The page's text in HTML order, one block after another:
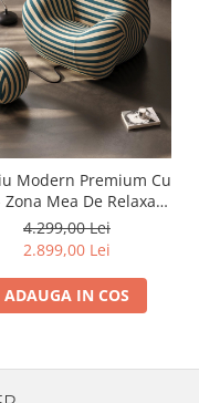
Modern Premium Cu
Zona Mea De Relaxare
- Dungi Bej Cu Verde
4.299,00 Lei
2.899,00 Lei
ADAUGA IN COS